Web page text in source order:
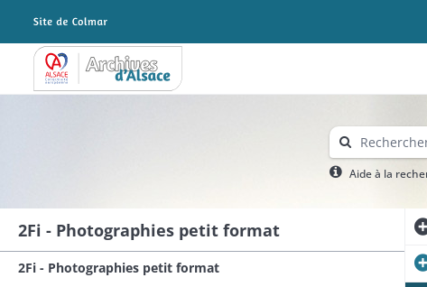
Archives Alsace - Colmar
Aide à la
2Fi - Photographies petit format
2Fi - Photographies petit format